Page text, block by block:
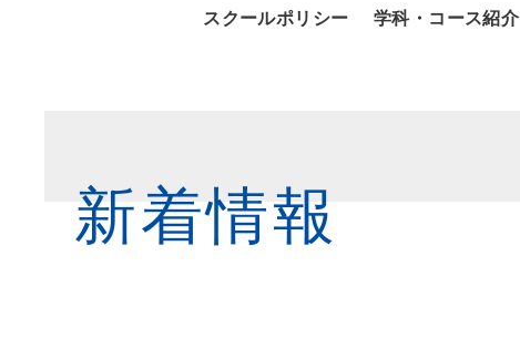
スクールポリシー 学科・コース紹介
新着情報